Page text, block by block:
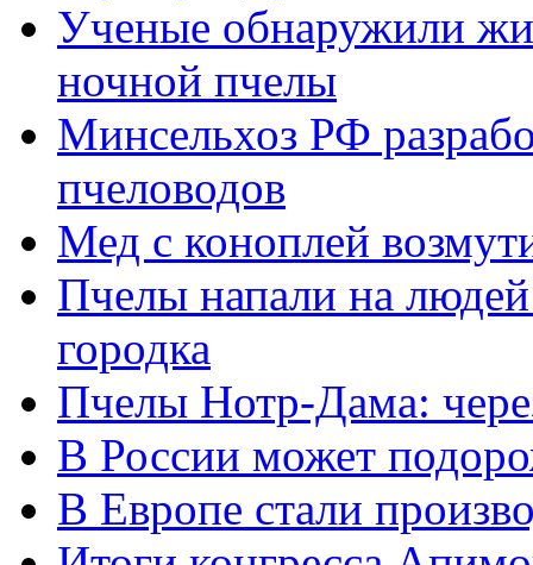
Ученые обнаружили
ночной пчелы
Минсельхоз РФ
пчеловодов
Мед с коноплей
Пчелы напали на
городка
Пчелы Нотр-Дама:
В России может
В Европе стали